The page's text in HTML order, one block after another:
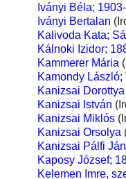
Iványi Béla;
Iványi Bertalan
Kalivoda Kata;
Kálnoki Izidor;
Kammerer Mária
Kamondy László;
Kanizsai Dorottya
Kanizsai István
Kanizsai Miklós
Kanizsai Orsolya
Kanizsai Pálfi
Kaposy József;
Kelemen Imre,